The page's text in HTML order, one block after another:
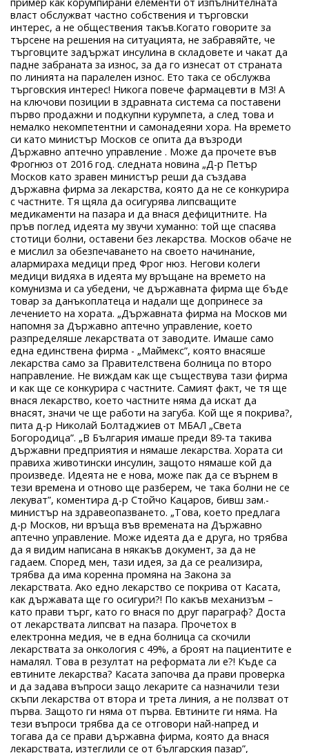
власт обслужват частно собствения и търговски
интерес, а не обществения такъв.Когато говорите за
търсене на решения на ситуацията, не забравяйте, че
търговците задържат инсулина в складовете и чакат да
падне забраната за износ, за да го изнесат от страната
по линията на паралелен износ. Ето така се обслужва
търговския интерес! Никога повече фармацевти в МЗ! А
на ключови позиции в здравната система са поставени
първо продажни и подкупни курумпета, а след това и
немалко некомпетентни и самонадеяни хора. На времето
си като министър Москов се опита да възроди
Държавно аптечно управление . Може да прочете във
Фрогнюз от 2016 год. следната новина „Д-р Петър
Москов като зравен министър реши да създава
държавна фирма за лекарства, която да не се конкурира
с частните. Тя щяла да осигурява липсващите
медикаменти на пазара и да внася дефицитните. На
пръв поглед идеята му звучи хуманно: той ще спасява
стотици болни, оставени без лекарства. Москов обаче не
е мислил за обезпечаването на своето начинание,
алармираха медици пред Фрог нюз. Негови колеги
медици видяха в идеята му връщане на времето на
комунизма и са убедени, че държавната фирма ще бъде
товар за данъкоплатеца и надали ще допринесе за
лечението на хората. „Държавната фирма на Москов ми
напомня за Държавно аптечно управление, което
разпределяше лекарствата от заводите. Имаше само
една единствена фирма - „Маймекс”, която внасяше
лекарства само за Правителствена болница по второ
направление. Не виждам как ще съществува тази фирма
и как ще се конкурира с частните. Самият факт, че тя ще
внася лекарство, което частните няма да искат да
внасят, значи че ще работи на загуба. Кой ще я покрива?,
пита д-р Николай Болтаджиев от МБАЛ „Света
Богородица”. „В България имаше преди 89-та такива
държавни предприятия и нямаше лекарства. Хората си
правиха животински инсулин, защото нямаше кой да
произведе. Идеята не е нова, може пак да се върнем в
тези времена и отново ще разберем, че така болни не се
лекуват”, коментира д-р Стойчо Кацаров, бивш зам.-
министър на здравеопазването. „Това, което предлага
д-р Москов, ни връща във времената на Държавно
аптечно управление. Може идеята да е друга, но трябва
да я видим написана в някакъв документ, за да не
гадаем. Според мен, тази идея, за да се реализира,
трябва да има коренна промяна на Закона за
лекарствата. Ако едно лекарство се покрива от Касата,
как държавата ще го осигури?! По какъв механизъм –
като прави търг, като го внася по друг параграф? Доста
от лекарствата липсват на пазара. Прочетох в
електронна медия, че в една болница са скочили
лекарствата за онкология с 49%, а броят на пациентите е
намалял. Това в резултат на реформата ли е?! Къде са
евтините лекарства? Касата започва да прави проверка
и да задава въпроси защо лекарите са назначили тези
скъпи лекарства от втора и трета линия, а не ползват от
първа. Защото ги няма от първа. Евтините ги няма. На
тези въпроси трябва да се отговори най-напред и
тогава да се прави държавна фирма, която да внася
лекарствата, изтеглили се от българския пазар”,